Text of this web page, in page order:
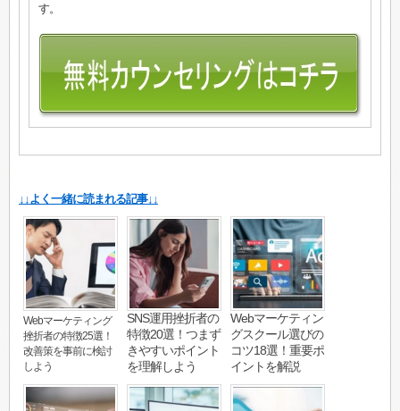
す。
↓↓よく一緒に読まれる記事↓↓
Webマーケティング
挫折者の特徴25選！
改善策を事前に検討
しよう
SNS運用挫折者の
特徴20選！つまず
きやすいポイント
を理解しよう
Webマーケティン
グスクール選びの
コツ18選！重要ポ
イントを解説